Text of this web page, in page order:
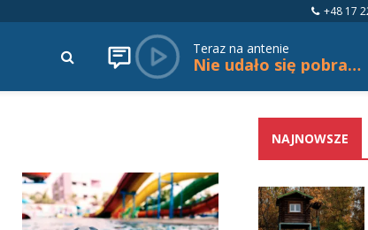
+48 17
Teraz na antenie
Nie udało się pobrać tytułu.
NAJNOWSZE